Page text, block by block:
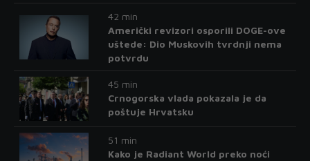
42 min
Američki revizori osporili DOGE-ove
uštede: Dio Muskovih tvrdnji nema
potvrdu
45 min
Crnogorska vlada pokazala je da
poštuje Hrvatsku
51 min
Kako je Radiant World preko noći